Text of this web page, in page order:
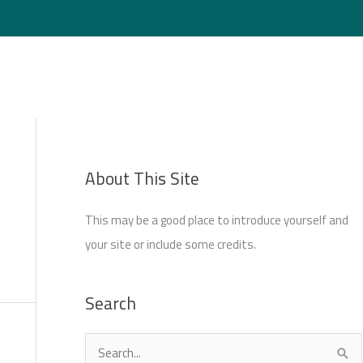
About This Site
This may be a good place to introduce yourself and
your site or include some credits.
Search